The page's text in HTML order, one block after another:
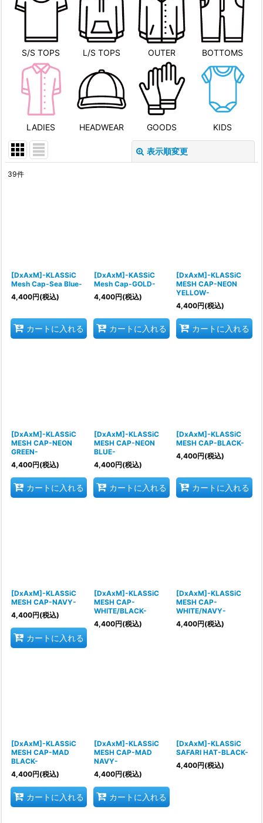
S/S TOPS L/S TOPS OUTER BOTTOMS
LADIES HEADWEAR GOODS KIDS
表示順変更
39件
[DxAxM]-KLASSiC
Mesh Cap-Sea Blue-
4,400円(税込)
カートに入れる
[DxAxM]-KASSiC
Mesh Cap-GOLD-
4,400円(税込)
カートに入れる
[DxAxM]-KLASSiC
MESH CAP-NEON
YELLOW-
4,400円(税込)
カートに入れる
[DxAxM]-KLASSiC
MESH CAP-NEON
GREEN-
4,400円(税込)
カートに入れる
[DxAxM]-KLASSiC
MESH CAP-NEON
BLUE-
4,400円(税込)
カートに入れる
[DxAxM]-KLASSiC
MESH CAP-BLACK-
4,400円(税込)
カートに入れる
[DxAxM]-KLASSiC
MESH CAP-NAVY-
4,400円(税込)
カートに入れる
[DxAxM]-KLASSiC
MESH CAP-
WHITE/BLACK-
4,400円(税込)
[DxAxM]-KLASSiC
MESH CAP-
WHITE/NAVY-
4,400円(税込)
[DxAxM]-KLASSiC
MESH CAP-MAD
BLACK-
4,400円(税込)
カートに入れる
[DxAxM]-KLASSiC
MESH CAP-MAD
NAVY-
4,400円(税込)
カートに入れる
[DxAxM]-KLASSiC
SAFARI HAT-BLACK-
4,400円(税込)